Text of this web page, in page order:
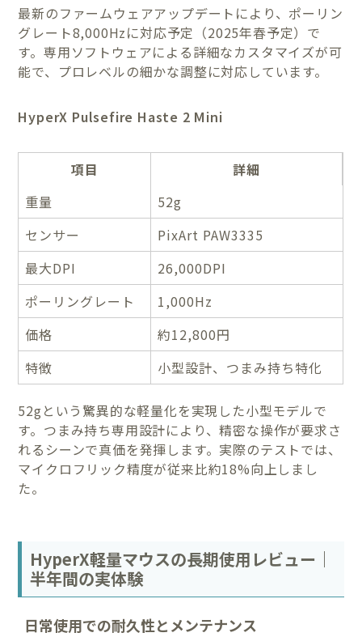
最新のファームウェアアップデートにより、ポーリン
グレート8,000Hzに対応予定（2025年春予定）で
す。専用ソフトウェアによる詳細なカスタマイズが可
能で、プロレベルの細かな調整に対応しています。
HyperX Pulsefire Haste 2 Mini
項目
詳細
重量
52g
センサー
PixArt PAW3335
最大DPI
26,000DPI
ポーリングレート
1,000Hz
価格
約12,800円
特徴
小型設計、つまみ持ち特化
52gという驚異的な軽量化を実現した小型モデルで
す。つまみ持ち専用設計により、精密な操作が要求さ
れるシーンで真価を発揮します。実際のテストでは、
マイクロフリック精度が従来比約18%向上しまし
た。
HyperX軽量マウスの長期使用レビュー｜
半年間の実体験
日常使用での耐久性とメンテナンス